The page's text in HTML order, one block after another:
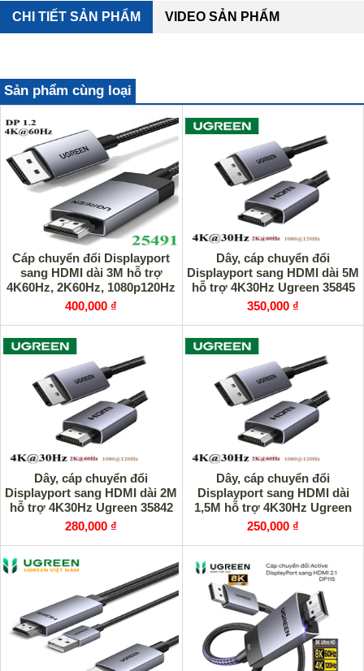
CHI TIẾT SẢN PHẨM VIDEO SẢN PHẨM
Sản phẩm cùng loại
Cáp chuyển đổi Displayport
sang HDMI dài 3M hỗ trợ
4K60Hz, 2K60Hz, 1080p120Hz
Ugreen 25491 cao cấp
400,000 ₫
Dây, cáp chuyển đổi
Displayport sang HDMI dài 5M
hỗ trợ 4K30Hz Ugreen 35845
cao cấp
350,000 ₫
Dây, cáp chuyển đổi
Displayport sang HDMI dài 2M
hỗ trợ 4K30Hz Ugreen 35842
cao cấp
280,000 ₫
Dây, cáp chuyển đổi
Displayport sang HDMI dài
1,5M hỗ trợ 4K30Hz Ugreen
35841 cao cấp
250,000 ₫